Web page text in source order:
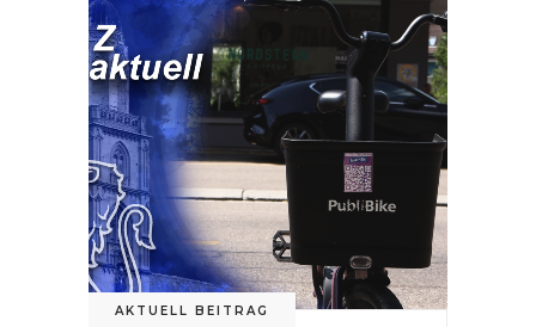
AKTUELL BEITRAG